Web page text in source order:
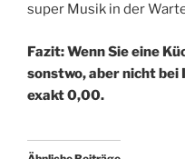
super Musik in der
Fazit: Wenn Sie eine
sonstwo, aber nicht bei
exakt 0,00.